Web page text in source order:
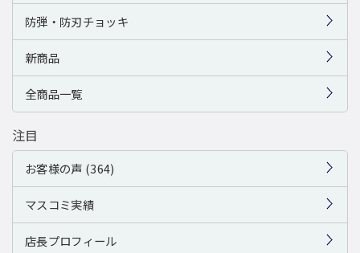
防弾・防刃チョッキ
新商品
全商品一覧
注目
お客様の声 (364)
マスコミ実績
店長プロフィール